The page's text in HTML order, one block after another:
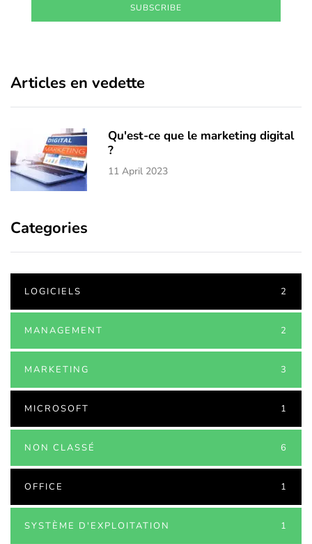
SUBSCRIBE
Articles en vedette
Qu'est-ce que le marketing digital
?
11 April 2023
Categories
LOGICIELS 2
MANAGEMENT 2
MARKETING 3
MICROSOFT 1
NON CLASSÉ 6
OFFICE 1
SYSTÈME D'EXPLOITATION 1